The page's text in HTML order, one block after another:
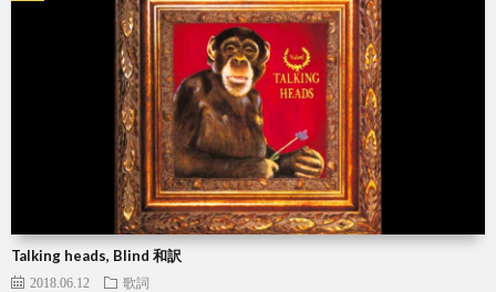
Talking heads, Blind 和訳
2018.06.12 歌詞